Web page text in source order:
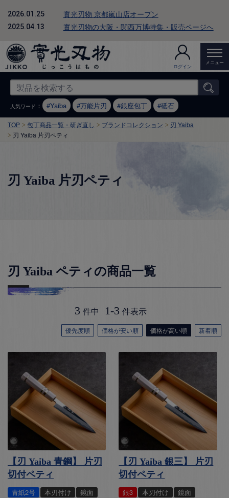
2026.01.25 實光刃物 京都嵐山店オープン
2025.04.13 實光刃物の大阪・関西万博特集・販売ページへ
ログイン
メニュー
人気ワード ： Yaiba 万能片刃 銀座包丁 砥石
TOP 包丁商品一覧・研ぎ直し ブランドコレクション
刃 Yaiba
刃 Yaiba 片刃ペティ
刃 Yaiba 片刃ペティ
刃 Yaiba ペティの商品一覧
優先度順 価格が安い順 価格が高い順 新着順
3 件中 1-3 件表示
【刃 Yaiba 青鋼】 片刃
切付ペティ
青紙2号 本刃付け
鏡面
【刃 Yaiba 銀三】 片刃
切付ペティ
銀3 本刃付け
鏡面